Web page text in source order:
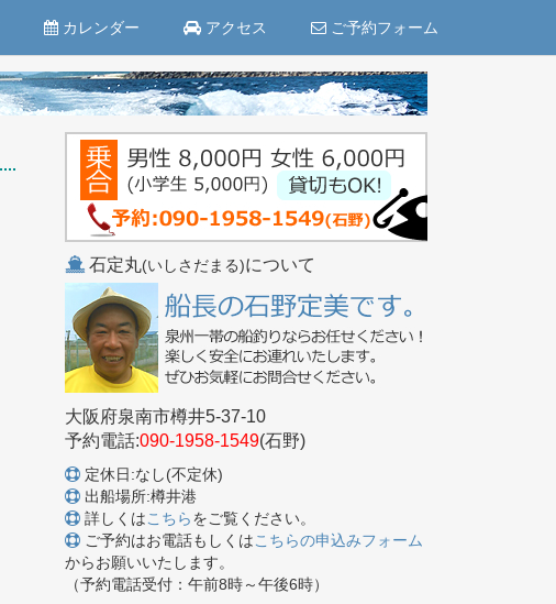
カレンダー アクセス ご予約フォーム
石定丸(いしさだまる)について
大阪府泉南市樽井5-37-10
予約電話:090-1958-1549(石野)
定休日:なし(不定休)
出船場所:樽井港
詳しくはこちらをご覧ください。
ご予約はお電話もしくはこちらの申込みフォーム
からお願いいたします。
（予約電話受付：午前8時～午後6時）